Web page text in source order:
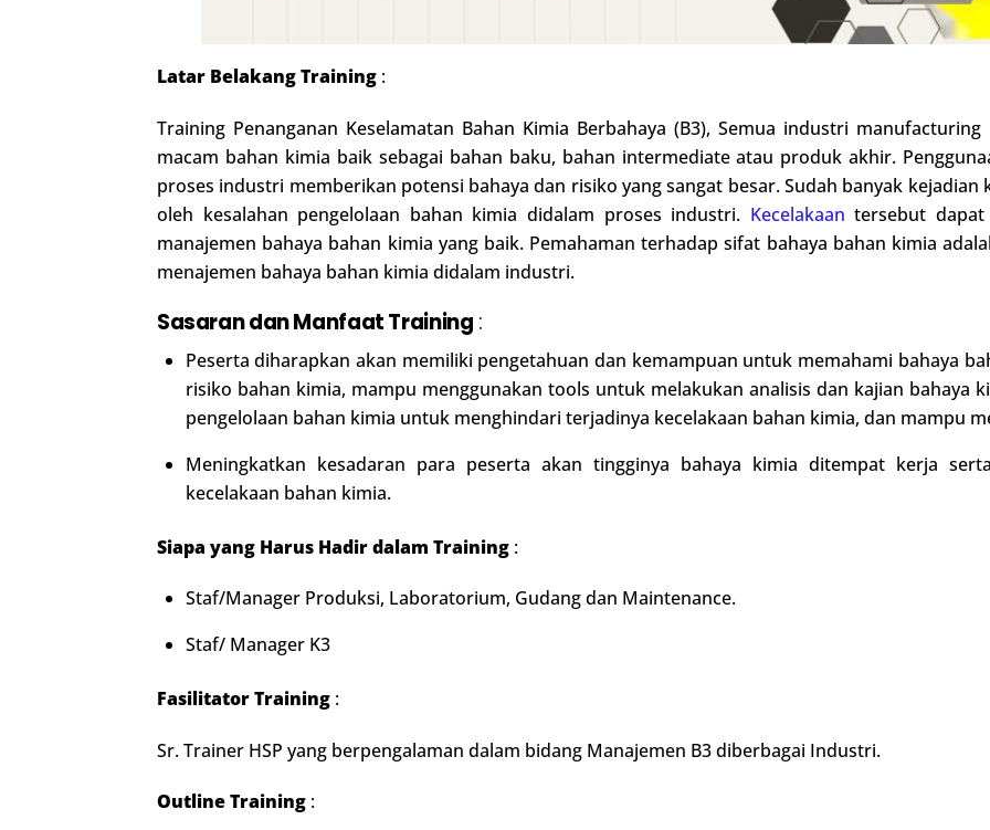
Latar Belakang Training :
Training Penanganan Keselamatan Bahan Kimia Berbahaya (B3), Semua industri
macam bahan kimia baik sebagai bahan baku, bahan intermediate atau produk akhir.
proses industri memberikan potensi bahaya dan risiko yang sangat besar. Sudah banyak kejadian
oleh kesalahan pengelolaan bahan kimia didalam proses industri. Kecelakaan tersebut
manajemen bahaya bahan kimia yang baik. Pemahaman terhadap sifat bahaya bahan kimia
menajemen bahaya bahan kimia didalam industri.
Sasaran dan Manfaat Training :
Peserta diharapkan akan memiliki pengetahuan dan kemampuan untuk memahami bahaya
risiko bahan kimia, mampu menggunakan tools untuk melakukan analisis dan kajian bahaya
pengelolaan bahan kimia untuk menghindari terjadinya kecelakaan bahan kimia, dan mampu
Meningkatkan kesadaran para peserta akan tingginya bahaya kimia ditempat kerja
kecelakaan bahan kimia.
Siapa yang Harus Hadir dalam Training :
Staf/Manager Produksi, Laboratorium, Gudang dan Maintenance.
Staf/ Manager K3
Fasilitator Training :
Sr. Trainer HSP yang berpengalaman dalam bidang Manajemen B3 diberbagai Industri.
Outline Training :